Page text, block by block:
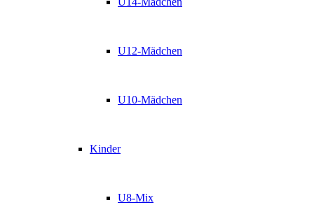
U12-Mädchen
U10-Mädchen
Kinder
U8-Mix